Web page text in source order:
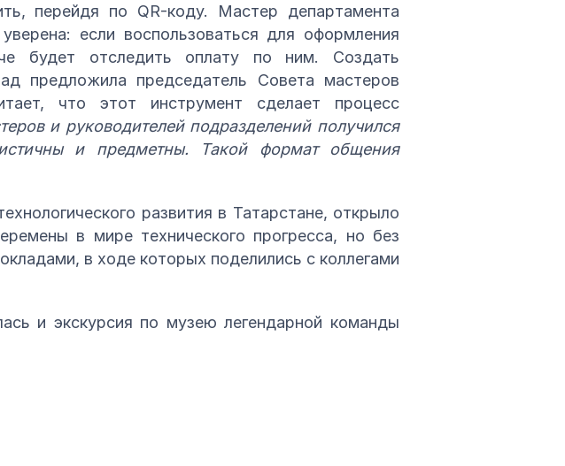
перейдя по QR-коду. Мастер департамента
если воспользоваться для оформления
будет отследить оплату по ним. Создать
предложила председатель Совета мастеров
что этот инструмент сделает процесс
и руководителей подразделений получился
и предметны. Такой формат общения
развития в Татарстане, открыло
в мире технического прогресса, но без
в ходе которых поделились с коллегами
и экскурсия по музею легендарной команды